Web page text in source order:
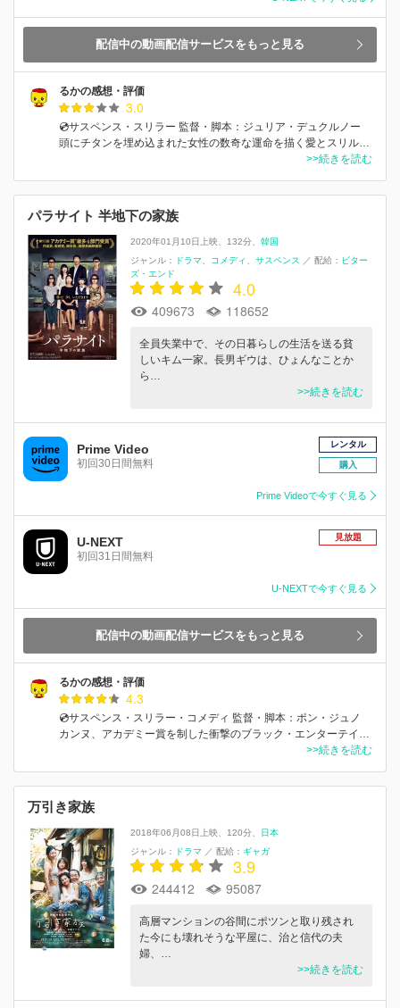
配信中の動画配信サービスをもっと見る
るかの感想・評価
3.0
💿サスペンス・スリラー 監督・脚本：ジュリア・デュクルノー
頭にチタンを埋め込まれた女性の数奇な運命を描く愛とスリル…
>>続きを読む
パラサイト 半地下の家族
2020年01月10日上映 132分
韓国
ジャンル：
ドラマ コメディ サスペンス ／ 配給： ビター
ズ・エンド
4.0
409673 118652
全員失業中で、その日暮らしの生活を送る貧
しいキム一家。長男ギウは、ひょんなことか
ら…
>>続きを読む
Prime Video
初回30日間無料
レンタル
購入
Prime Videoで今すぐ見る
U-NEXT
初回31日間無料
見放題
U-NEXTで今すぐ見る
配信中の動画配信サービスをもっと見る
るかの感想・評価
4.3
💿サスペンス・スリラー・コメディ 監督・脚本：ポン・ジュノ
カンヌ、アカデミー賞を制した衝撃のブラック・エンターテイ…
>>続きを読む
万引き家族
2018年06月08日上映 120分
日本
ジャンル：
ドラマ ／ 配給： ギャガ
3.9
244412 95087
高層マンションの谷間にポツンと取り残され
た今にも壊れそうな平屋に、治と信代の夫
婦、…
>>続きを読む